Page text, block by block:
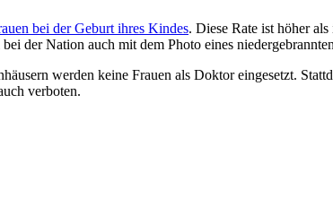
bei der Geburt ihres Kindes. Diese Rate ist höher
der Nation auch mit dem Photo eines
werden keine Frauen als Doktor eingesetzt.
verboten.